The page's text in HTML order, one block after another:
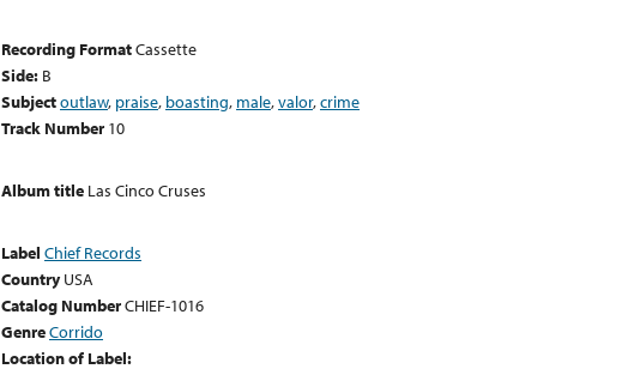
Recording FormatCassette
Side: B
Subjectoutlaw, praise, boasting, male,valor,crime
Track Number 10
Album title Las Cinco Cruses
Label Chief Records
Country USA
Catalog NumberCHIEF-1016
GenreCorrido
Location of Label: